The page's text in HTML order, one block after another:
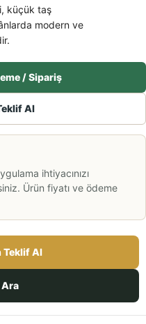
küçük taş
modern ve
/ Sipariş
Al
ihtiyacınızı
Ürün fiyatı ve ödeme
Teklif Al